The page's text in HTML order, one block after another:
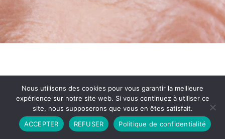
Partenariat Contact
Politique de Confidentialité
CGU
Copyright © 2026 - Propulsé par DIEUDUDIABLE
Nous utilisons des cookies pour vous garantir la meilleure
expérience sur notre site web. Si vous continuez à utiliser ce
site, nous supposerons que vous en êtes satisfait.
ACCEPTER
REFUSER Politique de confidentialité